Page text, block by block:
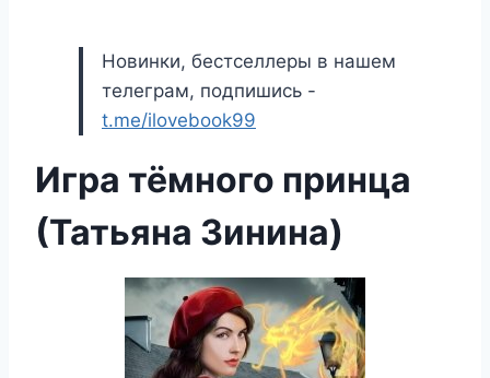
Новинки, бестселлеры в нашем
телеграм, подпишись -
t.me/ilovebook99
Игра тёмного принца
(Татьяна Зинина)